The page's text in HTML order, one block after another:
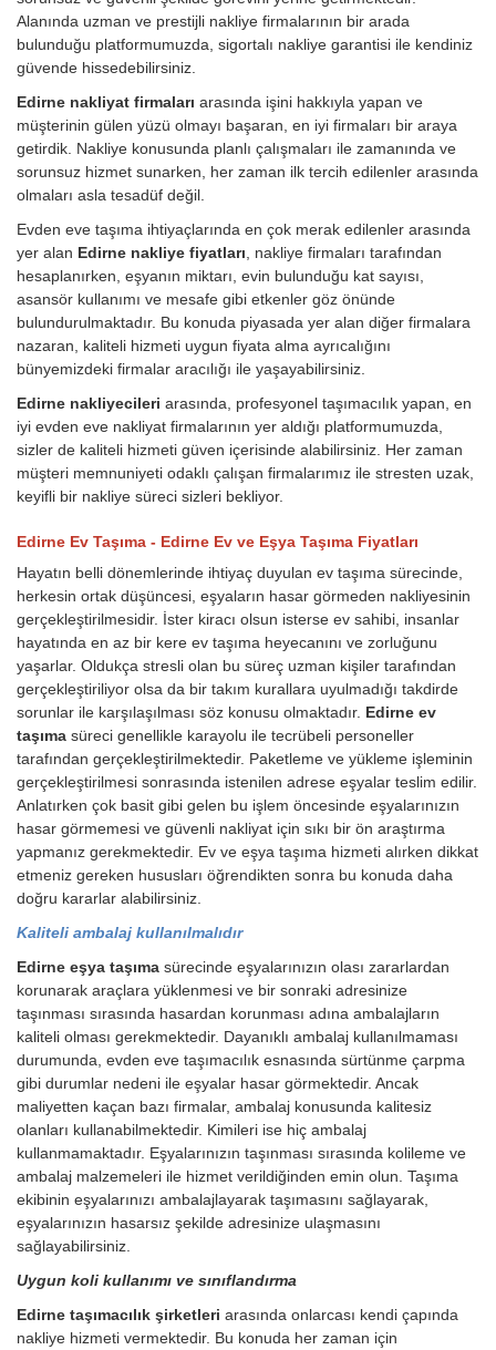
Alanında uzman ve prestijli nakliye firmalarının bir arada
bulunduğu platformumuzda, sigortalı nakliye garantisi ile kendiniz
güvende hissedebilirsiniz.
Edirne nakliyat firmaları arasında işini hakkıyla yapan ve
müşterinin gülen yüzü olmayı başaran, en iyi firmaları bir araya
getirdik. Nakliye konusunda planlı çalışmaları ile zamanında ve
sorunsuz hizmet sunarken, her zaman ilk tercih edilenler arasında
olmaları asla tesadüf değil.
Evden eve taşıma ihtiyaçlarında en çok merak edilenler arasında
yer alan Edirne nakliye fiyatları , nakliye firmaları tarafından
hesaplanırken, eşyanın miktarı, evin bulunduğu kat sayısı,
asansör kullanımı ve mesafe gibi etkenler göz önünde
bulundurulmaktadır. Bu konuda piyasada yer alan diğer firmalara
nazaran, kaliteli hizmeti uygun fiyata alma ayrıcalığını
bünyemizdeki firmalar aracılığı ile yaşayabilirsiniz.
Edirne nakliyecileri arasında, profesyonel taşımacılık yapan, en
iyi evden eve nakliyat firmalarının yer aldığı platformumuzda,
sizler de kaliteli hizmeti güven içerisinde alabilirsiniz. Her zaman
müşteri memnuniyeti odaklı çalışan firmalarımız ile stresten uzak,
keyifli bir nakliye süreci sizleri bekliyor.
Edirne Ev Taşıma - Edirne Ev ve Eşya Taşıma Fiyatları
Hayatın belli dönemlerinde ihtiyaç duyulan ev taşıma sürecinde,
herkesin ortak düşüncesi, eşyaların hasar görmeden nakliyesinin
gerçekleştirilmesidir. İster kiracı olsun isterse ev sahibi, insanlar
hayatında en az bir kere ev taşıma heyecanını ve zorluğunu
yaşarlar. Oldukça stresli olan bu süreç uzman kişiler tarafından
gerçekleştiriliyor olsa da bir takım kurallara uyulmadığı takdirde
sorunlar ile karşılaşılması söz konusu olmaktadır. Edirne ev
taşıma süreci genellikle karayolu ile tecrübeli personeller
tarafından gerçekleştirilmektedir. Paketleme ve yükleme işleminin
gerçekleştirilmesi sonrasında istenilen adrese eşyalar teslim edilir.
Anlatırken çok basit gibi gelen bu işlem öncesinde eşyalarınızın
hasar görmemesi ve güvenli nakliyat için sıkı bir ön araştırma
yapmanız gerekmektedir. Ev ve eşya taşıma hizmeti alırken dikkat
etmeniz gereken hususları öğrendikten sonra bu konuda daha
doğru kararlar alabilirsiniz.
Kaliteli ambalaj kullanılmalıdır
Edirne eşya taşıma sürecinde eşyalarınızın olası zararlardan
korunarak araçlara yüklenmesi ve bir sonraki adresinize
taşınması sırasında hasardan korunması adına ambalajların
kaliteli olması gerekmektedir. Dayanıklı ambalaj kullanılmaması
durumunda, evden eve taşımacılık esnasında sürtünme çarpma
gibi durumlar nedeni ile eşyalar hasar görmektedir. Ancak
maliyetten kaçan bazı firmalar, ambalaj konusunda kalitesiz
olanları kullanabilmektedir. Kimileri ise hiç ambalaj
kullanmamaktadır. Eşyalarınızın taşınması sırasında kolileme ve
ambalaj malzemeleri ile hizmet verildiğinden emin olun. Taşıma
ekibinin eşyalarınızı ambalajlayarak taşımasını sağlayarak,
eşyalarınızın hasarsız şekilde adresinize ulaşmasını
sağlayabilirsiniz.
Uygun koli kullanımı ve sınıflandırma
Edirne taşımacılık şirketleri arasında onlarcası kendi çapında
nakliye hizmeti vermektedir. Bu konuda her zaman için